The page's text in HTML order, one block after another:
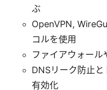
ぶ
OpenVPN,
コルを使用
ファイアウォール
DNSリーク防止
有効化